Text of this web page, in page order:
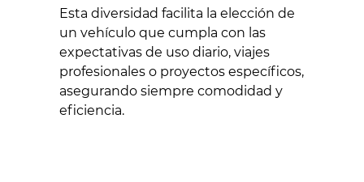
Esta diversidad facilita la elección de
un vehículo que cumpla con las
expectativas de uso diario, viajes
profesionales o proyectos específicos,
asegurando siempre comodidad y
eficiencia.